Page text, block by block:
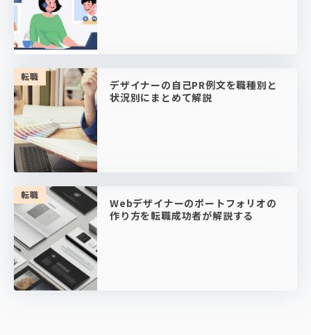
転職
デザイナーの自己PR例文を職種別と
状況別にまとめて解説
転職
Webデザイナーのポートフォリオの
作り方を転職成功者が解説する